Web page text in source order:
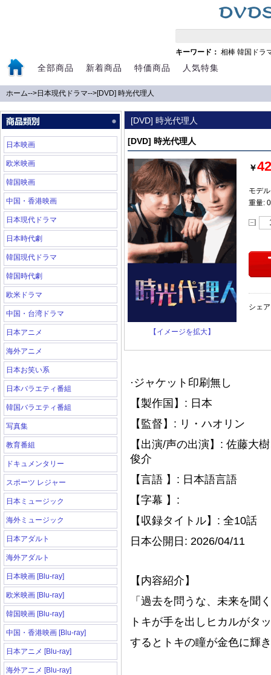
キーワード： 相棒 韓国ドラ
全部商品 新着商品 特価商品 人気特集
ホーム-->日本現代ドラマ-->[DVD] 時光代理人
日本映画
欧米映画
韓国映画
中国・香港映画
日本現代ドラマ
日本時代劇
韓国現代ドラマ
韓国時代劇
欧米ドラマ
中国・台湾ドラマ
日本アニメ
海外アニメ
日本お笑い系
日本バラエティ番組
韓国バラエティ番組
写真集
教育番組
ドキュメンタリー
スポーツ レジャー
日本ミュージック
海外ミュージック
日本アダルト
海外アダルト
日本映画 [Blu-ray]
欧米映画 [Blu-ray]
韓国映画 [Blu-ray]
中国・香港映画 [Blu-ray]
日本アニメ [Blu-ray]
海外アニメ [Blu-ray]
[DVD] 時光代理人
[DVD] 時光代理人
【イメージを拡大】
￥
モデ
重量:
シェ
·ジャケット印刷無し
【製作国】: 日本
【監督】: リ・ハオリン
【出演/声の出演】: 佐藤大
俊介
【言語 】: 日本語言語
【字幕 】:
【収録タイトル】: 全10話
日本公開日: 2026/04/11
【内容紹介】
「過去を問うな、未来を聞
トキが手を出しヒカルがタ
するとトキの瞳が金色に輝